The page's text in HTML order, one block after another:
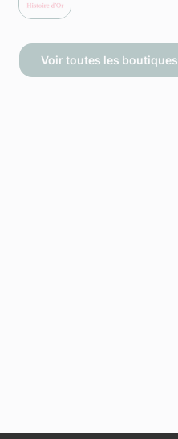
Voir toutes les boutiques